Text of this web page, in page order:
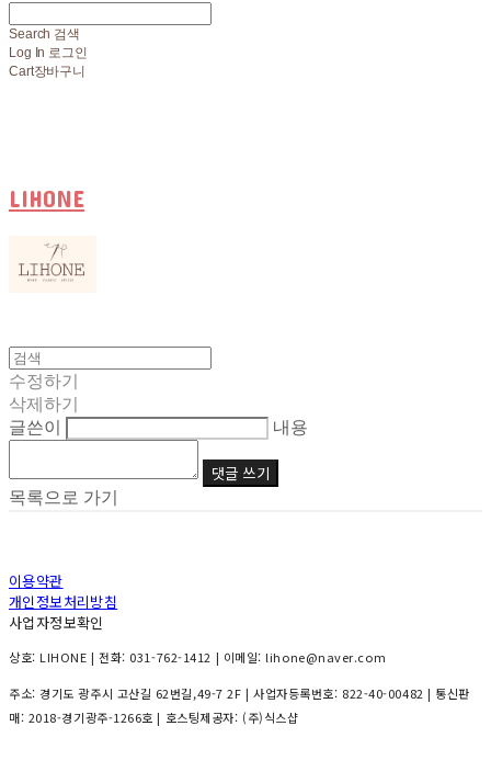
Search 검색
Log In 로그인
Cart장바구니
LIHONE
수정하기
삭제하기
글쓴이
내용
댓글 쓰기
목록으로 가기
이용약관
개인정보처리방침
사업자정보확인
상호: LIHONE | 전화: 031-762-1412 | 이메일: lihone@naver.com
주소: 경기도 광주시 고산길 62번길,49-7 2F | 사업자등록번호: 822-40-00482 | 통신판
매: 2018-경기광주-1266호 | 호스팅제공자: (주)식스샵